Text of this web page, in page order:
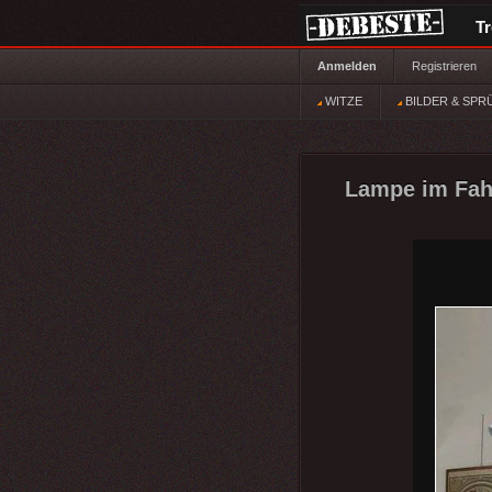
Anmelden Registrieren
WITZE BILDER &
Lampe im